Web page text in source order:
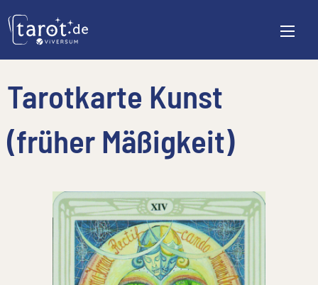
Tarotkarte Kunst
(früher Mäßigkeit)